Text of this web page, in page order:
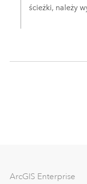
ścieżki, należy
ArcGIS Enterprise